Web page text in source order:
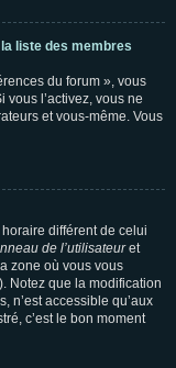
liste des membres
du forum », vous
vous l’activez, vous ne
et vous-même. Vous
horaire différent de celui
de l’utilisateuret
zone où vous vous
Notez que la modification
n’est accessible qu’aux
c’est le bon moment